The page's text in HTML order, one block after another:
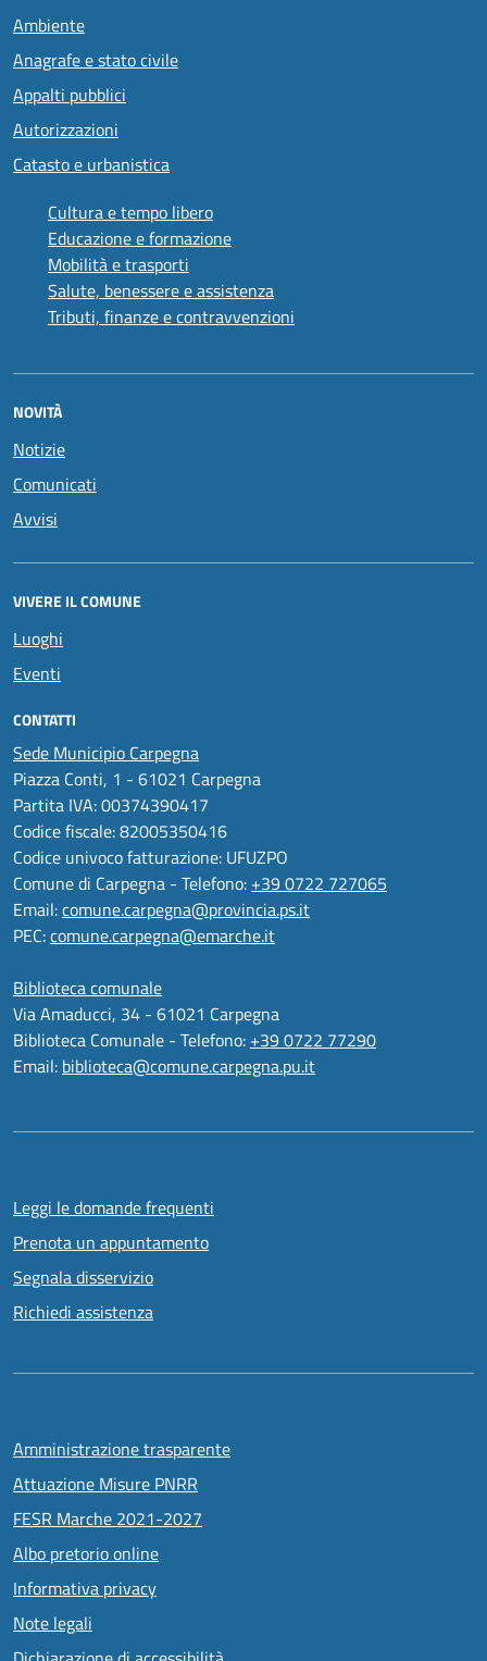
Ambiente
Anagrafe e stato civile
Appalti pubblici
Autorizzazioni
Catasto e urbanistica
Cultura e tempo libero
Educazione e formazione
Mobilità e trasporti
Salute, benessere e assistenza
Tributi, finanze e contravvenzioni
NOVITÀ
Notizie
Comunicati
Avvisi
VIVERE IL COMUNE
Luoghi
Eventi
CONTATTI
Sede Municipio Carpegna
Piazza Conti, 1 - 61021 Carpegna
Partita IVA: 00374390417
Codice fiscale: 82005350416
Codice univoco fatturazione: UFUZPO
Comune di Carpegna - Telefono: +39 0722 727065
Email:comune.carpegna@provincia.ps.it
PEC:comune.carpegna@emarche.it
Biblioteca comunale
Via Amaducci, 34 - 61021 Carpegna
Biblioteca Comunale - Telefono: +39 0722 77290
Email: biblioteca@comune.carpegna.pu.it
Leggi le domande frequenti
Prenota un appuntamento
Segnala disservizio
Richiedi assistenza
Amministrazione trasparente
Attuazione Misure PNRR
FESR Marche 2021-2027
Albo pretorio online
Informativa privacy
Note legali